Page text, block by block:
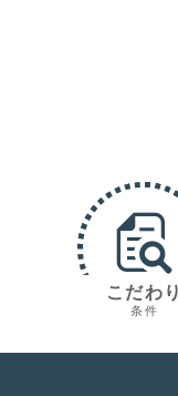
こだわり
条件